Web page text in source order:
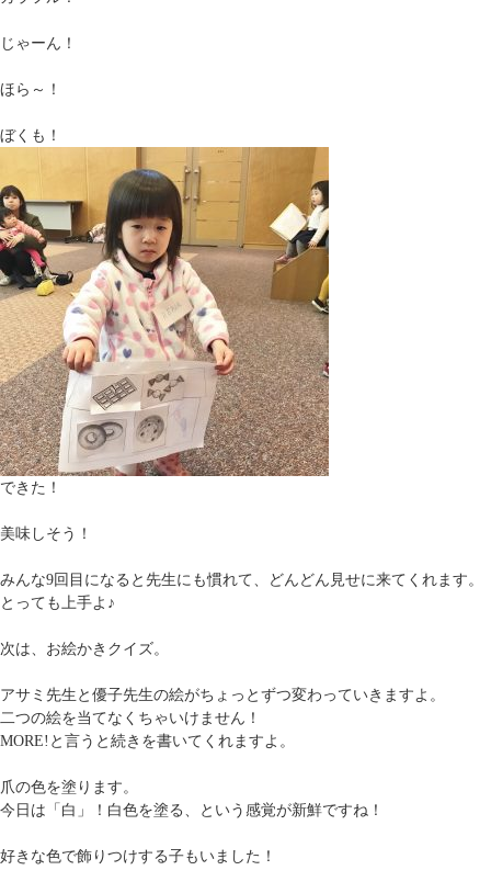
じゃーん！
ほら～！
ぼくも！
できた！
美味しそう！
みんな9回目になると先生にも慣れて、どんどん見せに来てくれます。
とっても上手よ♪
次は、お絵かきクイズ。
アサミ先生と優子先生の絵がちょっとずつ変わっていきますよ。
二つの絵を当てなくちゃいけません！
MORE!と言うと続きを書いてくれますよ。
爪の色を塗ります。
今日は「白」！白色を塗る、という感覚が新鮮ですね！
好きな色で飾りつけする子もいました！